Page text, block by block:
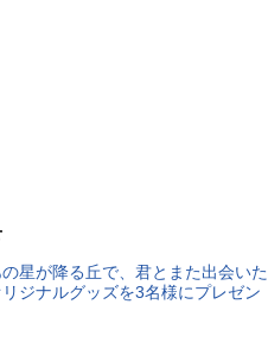
星が降る丘で、君とまた出会いた
ジナルグッズを3名様にプレゼン